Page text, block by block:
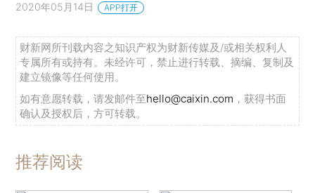
2020年05月14日 APP打开
财新网所刊载内容之知识产权为财新传媒及/或相关权利人
专属所有或持有。未经许可，禁止进行转载、摘编、复制及
建立镜像等任何使用。
如有意愿转载，请发邮件至hello@caixin.com ，获得书面
确认及授权后，方可转载。
推荐阅读